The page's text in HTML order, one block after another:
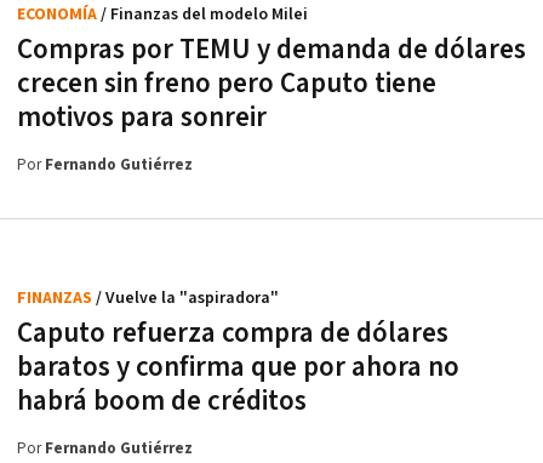
Compras por TEMU y demanda de dólares
crecen sin freno pero Caputo tiene
motivos para sonreir
ECONOMÍA/ Finanzas del modelo Milei
PorFernando Gutiérrez
Caputo refuerza compra de dólares
baratos y confirma que por ahora no
habrá boom de créditos
FINANZAS / Vuelve la "aspiradora"
PorFernando Gutiérrez